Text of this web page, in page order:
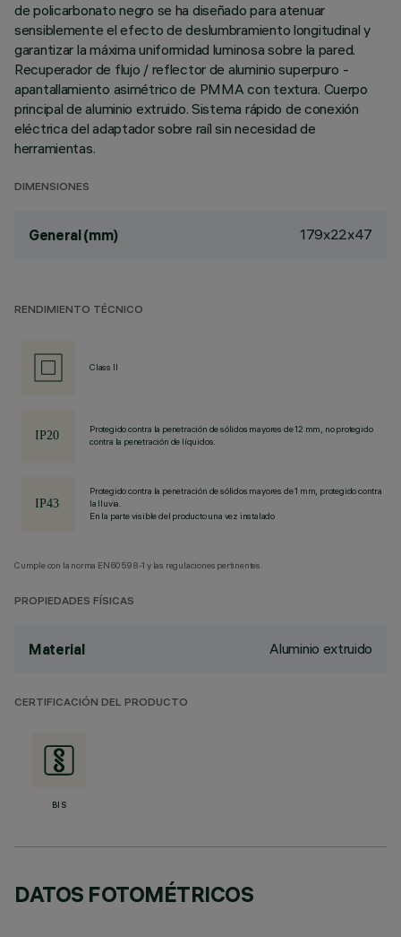
de policarbonato negro se ha diseñado para atenuar
sensiblemente el efecto de deslumbramiento longitudinal y
garantizar la máxima uniformidad luminosa sobre la pared.
Recuperador de flujo / reflector de aluminio superpuro -
apantallamiento asimétrico de PMMA con textura. Cuerpo
principal de aluminio extruido. Sistema rápido de conexión
eléctrica del adaptador sobre raíl sin necesidad de
herramientas.
DIMENSIONES
General (mm) 179x22x47
RENDIMIENTO TÉCNICO
Class II
Protegido contra la penetración de sólidos mayores de 12 mm, no protegido
contra la penetración de líquidos.
Protegido contra la penetración de sólidos mayores de 1 mm, protegido contra
la lluvia.
En la parte visible del producto una vez instalado
Cumple con la norma EN60598-1 y las regulaciones pertinentes.
PROPIEDADES FÍSICAS
Material Aluminio extruido
CERTIFICACIÓN DEL PRODUCTO
BIS
DATOS FOTOMÉTRICOS